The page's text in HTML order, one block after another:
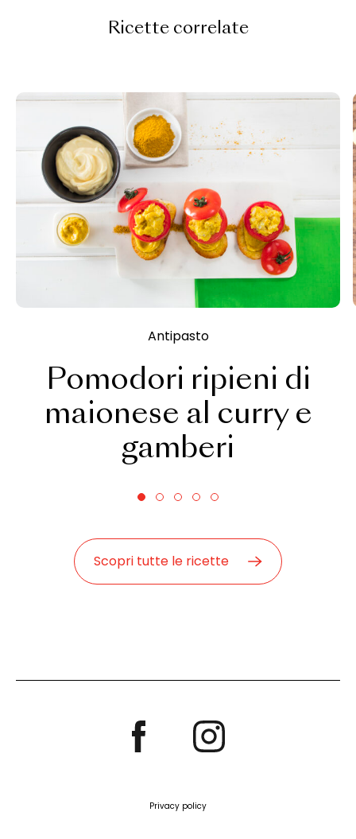
Ricette correlate
Antipasto
Pomodori ripieni di
maionese al curry e
gamberi
Scopri tutte le ricette
Privacy policy